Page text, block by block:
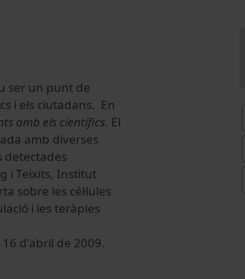
ser un punt de
i els ciutadans. En
amb els científics. El
amb diverses
detectades
i Teixits, Institut
sobre les cél·lules
i les teràpies
d'abril de 2009.